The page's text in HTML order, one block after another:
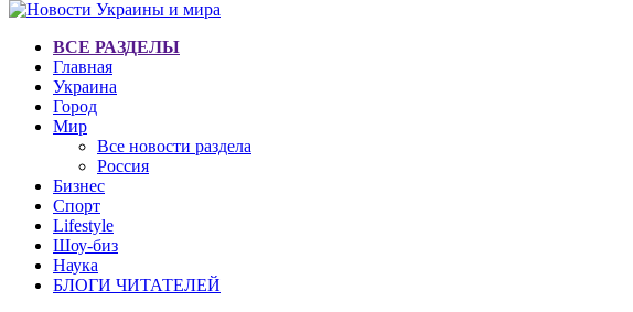
ВСЕ РАЗДЕЛЫ
Главная
Украина
Город
Мир
Все новости раздела
Россия
Бизнес
Спорт
Lifestyle
Шоу-биз
Наука
БЛОГИ ЧИТАТЕЛЕЙ